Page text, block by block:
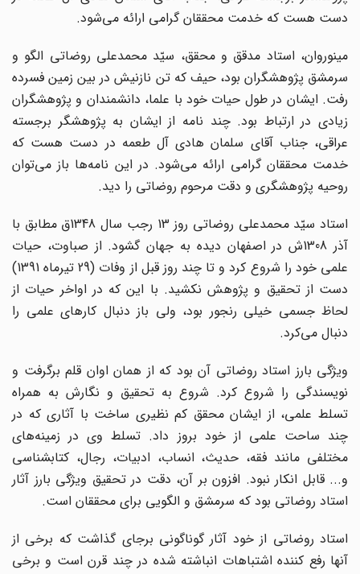
دست هست که خدمت محققان گرامی ارائه می‌شود.
مینوروان، استاد مدقق و محقق، سیّد محمدعلی روضاتی الگو و
سرمشق پژوهشگران بود، حیف که تن نازنیش در بین زمین فسرده‌
رفت. ایشان در طول حیات خود با علما، دانشمندان و پژوهشگران
زیادی در ارتباط بود. چند نامه از ایشان به پژوهشگر برجسته
عراقی، جناب آقای سلمان هادی آل طعمه در دست هست که
خدمت محققان گرامی ارائه می‌شود. در این نامه‌ها باز می‌توان
روحیه پژوهشگری و دقت مرحوم روضاتی را دید.
استاد سیّد محمدعلی روضاتی روز 13 رجب سال 1348ق مطابق با
آذر 1308ش در اصفهان دیده به جهان گشود. از صباوت، حیات
علمی خود را شروع کرد و تا چند روز قبل از وفات (29 تیرماه 1391)
دست از تحقیق و پژوهش نکشید. با این که در اواخر حیات از
لحاظ جسمی خیلی رنجور بود، ولی باز دنبال کارهای علمی را
دنبال می‌کرد.
ویژگی بارز استاد روضاتی آن بود که از همان اوان قلم برگرفت و
نویسندگی را شروع کرد. شروع به تحقیق و نگارش به همراه
تسلط علمی، از ایشان محقق کم نظیری ساخت با آثاری که در
چند ساحت علمی از خود بروز داد. تسلط وی در زمینه‌های
مختلفی مانند فقه، حدیث، انساب، ادبیات، رجال، کتابشناسی
و... قابل انکار نبود. افزون بر آن، دقت در تحقیق ویژگی بارز آثار
استاد روضاتی بود که سرمشق و الگویی برای محققان است.
استاد روضاتی از خود آثار گوناگونی برجای گذاشت که برخی از
آنها رفع کننده اشتباهات انباشته شده در چند قرن است و برخی